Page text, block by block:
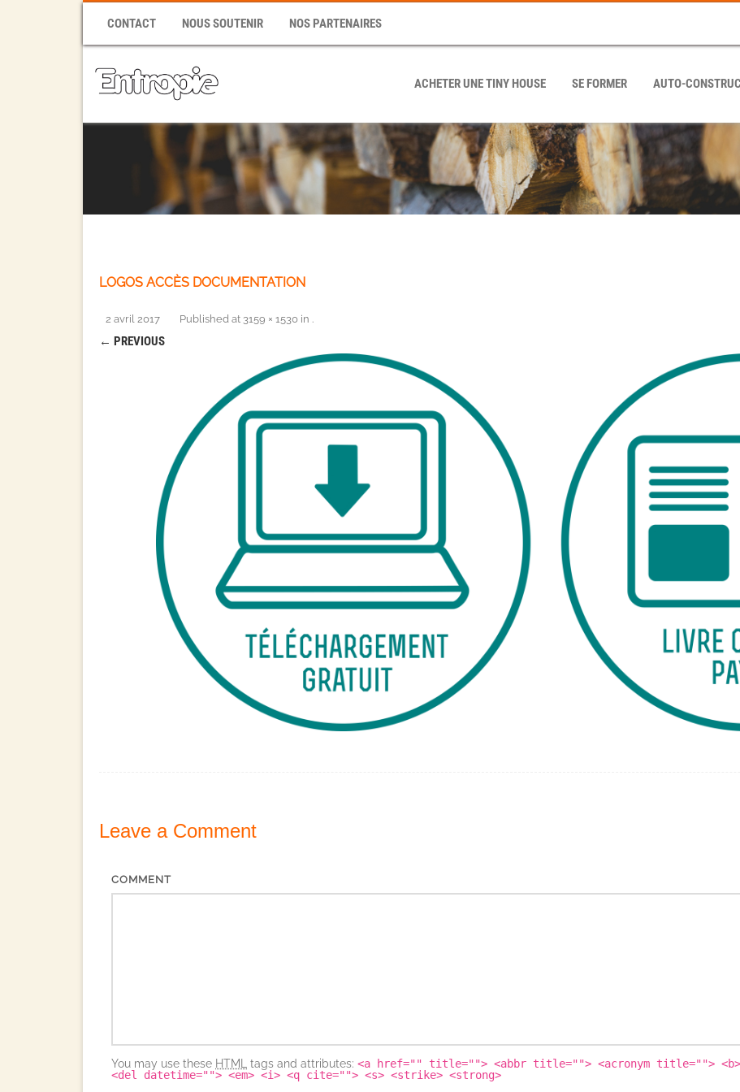
CONTACT NOUS SOUTENIR NOS PARTENAIRES
ACHETER UNE TINY HOUSE SE FORMER AUTO-
LOGOS ACCÈS DOCUMENTATION
Published
2 avril 2017 at 3159 × 1530 in .
← PREVIOUS
Leave a Comment
COMMENT
You may use these HTML tags and attributes: <a href="" title=""> <abbr title=""> <acronym title=""> <b>
<del datetime=""> <em> <i> <q cite=""> <s> <strike> <strong>